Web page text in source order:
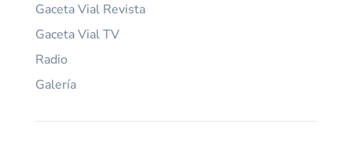
Gaceta Vial Revista
Gaceta Vial TV
Radio
Galería